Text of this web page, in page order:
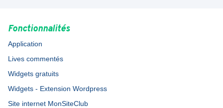
Fonctionnalités
Application
Lives commentés
Widgets gratuits
Widgets - Extension Wordpress
Site internet MonSiteClub